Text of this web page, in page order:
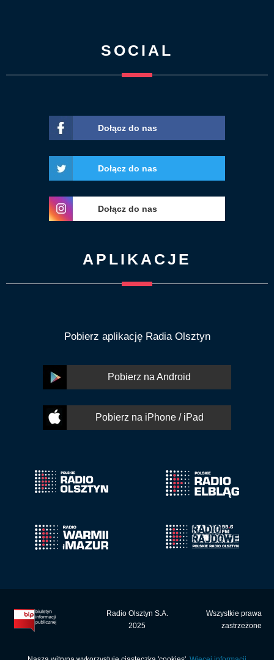
SOCIAL
Dołącz do nas
Dołącz do nas
Dołącz do nas
APLIKACJE
Pobierz aplikację Radia Olsztyn
Pobierz na Android
Pobierz na iPhone / iPad
Radio Olsztyn S.A.
2025
Wszystkie prawa
zastrzeżone